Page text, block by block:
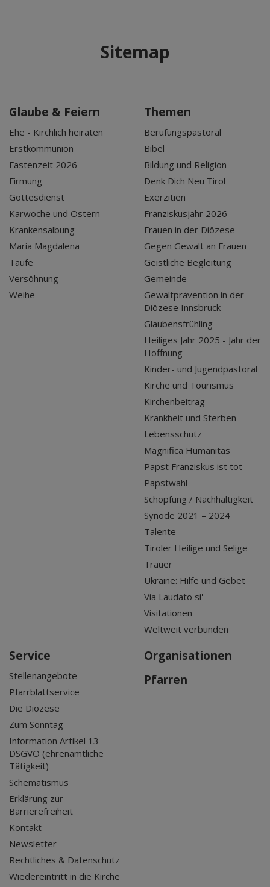
Sitemap
Glaube & Feiern
Ehe - Kirchlich heiraten
Erstkommunion
Fastenzeit 2026
Firmung
Gottesdienst
Karwoche und Ostern
Krankensalbung
Maria Magdalena
Taufe
Versöhnung
Weihe
Themen
Berufungspastoral
Bibel
Bildung und Religion
Denk Dich Neu Tirol
Exerzitien
Franziskusjahr 2026
Frauen in der Diözese
Gegen Gewalt an Frauen
Geistliche Begleitung
Gemeinde
Gewaltprävention in der
Diözese Innsbruck
Glaubensfrühling
Heiliges Jahr 2025 - Jahr der
Hoffnung
Kinder- und Jugendpastoral
Kirche und Tourismus
Kirchenbeitrag
Krankheit und Sterben
Lebensschutz
Magnifica Humanitas
Papst Franziskus ist tot
Papstwahl
Schöpfung / Nachhaltigkeit
Synode 2021 – 2024
Talente
Tiroler Heilige und Selige
Trauer
Ukraine: Hilfe und Gebet
Via Laudato si'
Visitationen
Weltweit verbunden
Service
Stellenangebote
Pfarrblattservice
Die Diözese
Zum Sonntag
Information Artikel 13
DSGVO (ehrenamtliche
Tätigkeit)
Schematismus
Erklärung zur
Barrierefreiheit
Kontakt
Newsletter
Rechtliches & Datenschutz
Wiedereintritt in die Kirche
Organisationen
Pfarren